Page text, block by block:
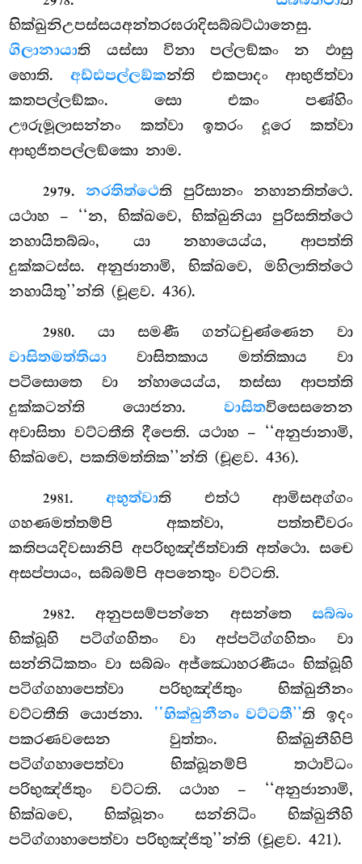
භික්ඛුනිඋපස්සයඅන්තරඝරාදිසබ්බට්ඨානෙසු.
ගිලානායාති යස්සා විනා පල්ලඞ්කං න ඵාසු
හොති.අඩ්ඪපල්ලඞ්කන්ති එකපාදං ආභුජිත්වා
කතපල්ලඞ්කං. සො එකං පණ්හිං
ඌරුමූලාසන්නං කත්වා ඉතරං දූරෙ කත්වා
ආභුජිතපල්ලඞ්කො නාම.
2979.නරතිත්ථෙති පුරිසානං නහානතිත්ථෙ.
යථාහ – ‘‘න, භික්ඛවෙ, භික්ඛුනියා පුරිසතිත්ථෙ
නහායිතබ්බං, යා නහායෙය්ය, ආපත්ති
දුක්කටස්ස. අනුජානාමි, භික්ඛවෙ, මහිලාතිත්ථෙ
නහායිතු’’න්ති (චූළව. 436).
2980. යා සමණී ගන්ධචුණ්ණෙන වා
වාසිතමත්තියා වාසිතකාය මත්තිකාය වා
පටිසොතෙ වා න්හායෙය්ය, තස්සා ආපත්ති
දුක්කටන්ති යොජනා. වාසිතවිසෙසනෙන
අවාසිතා වට්ටතීති දීපෙති. යථාහ – ‘‘අනුජානාමි,
භික්ඛවෙ, පකතිමත්තික’’න්ති (චූළව. 436).
2981.අභුත්වාති එත්ථ ආමිසඅග්ගං
ගහණමත්තම්පි අකත්වා, පත්තචීවරං
කතිපයදිවසානිපි අපරිභුඤ්ජිත්වාති අත්ථො. සචෙ
අසප්පායං, සබ්බම්පි අපනෙතුං වට්ටති.
2982. අනුපසම්පන්නෙ අසන්තෙ සබ්බං
භික්ඛූහි පටිග්ගහිතං වා අප්පටිග්ගහිතං වා
සන්නිධිකතං වා සබ්බං අජ්ඣොහරණීයං භික්ඛූහි
පටිග්ගහාපෙත්වා පරිභුඤ්ජිතුං භික්ඛුනීනං
වට්ටතීති යොජනා. ‘‘භික්ඛුනීනං වට්ටතී’’ති ඉදං
පකරණවසෙන වුත්තං. භික්ඛුනීහිපි
පටිග්ගහාපෙත්වා භික්ඛූනම්පි තථාවිධං
පරිභුඤ්ජිතුං වට්ටති. යථාහ – ‘‘අනුජානාමි,
භික්ඛවෙ, භික්ඛූනං සන්නිධිං භික්ඛුනීහි
පටිග්ගාහාපෙත්වා පරිභුඤ්ජිතු’’න්ති (චූළව. 421).